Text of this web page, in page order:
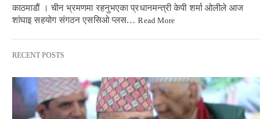
काठमाडाैं । चीन भ्रमणमा रहनुभएका प्रधानमन्त्री केपी शर्मा ओलीले आज
शांघाइ सहयोग संगठन एससिओ प्लस…Read More
RECENT POSTS